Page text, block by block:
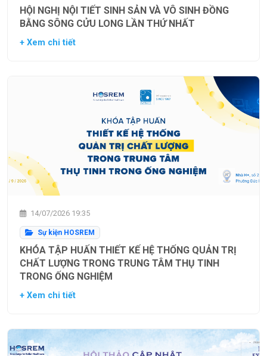
HỘI NGHỊ NỘI TIẾT SINH SẢN VÀ VÔ SINH ĐỒNG
BẰNG SÔNG CỬU LONG LẦN THỨ NHẤT
+ Xem chi tiết
14/07/2026 19:35
Sự kiện HOSREM
KHÓA TẬP HUẤN THIẾT KẾ HỆ THỐNG QUẢN TRỊ
CHẤT LƯỢNG TRONG TRUNG TÂM THỤ TINH
TRONG ỐNG NGHIỆM
+ Xem chi tiết